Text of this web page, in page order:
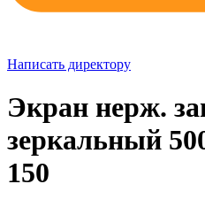
Написать директору
Экран нерж.
зеркальный
150